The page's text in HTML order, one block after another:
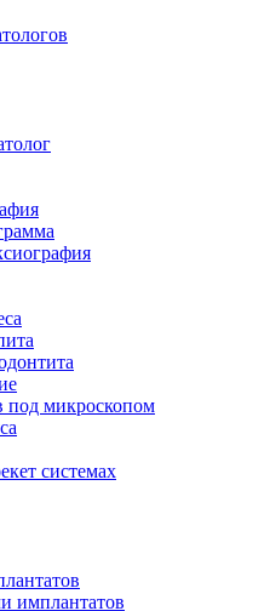
под микроскопом
системах
имплантатов